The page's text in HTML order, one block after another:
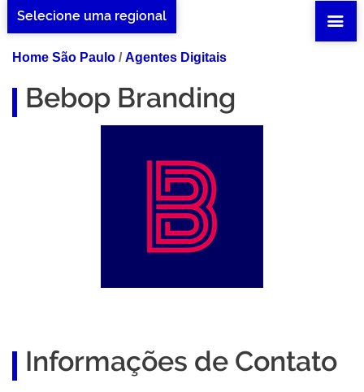
Selecione uma regional
Home São Paulo /Agentes Digitais
Bebop Branding
Informações de Contato